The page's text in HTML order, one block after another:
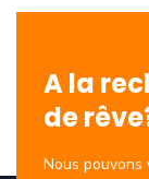
A la
de
Nous